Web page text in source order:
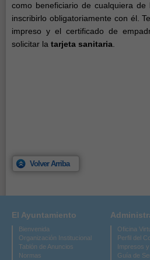
como beneficiario de cualquiera
inscribirlo obligatoriamente con él.
impreso y el certificado de
solicitar la tarjeta sanitaria
Volver Arriba
El Ayuntamiento
Bienvenida
Organización Institucional
Tablón de Anuncios
Normas
Oficina
Perfil del
Impresos
Guía de